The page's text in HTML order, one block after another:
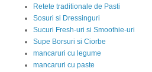
Retete traditionale de Pasti
Sosuri si Dressinguri
Sucuri Fresh-uri si Smoothie-uri
Supe Borsuri si Ciorbe
mancaruri cu legume
mancaruri cu paste